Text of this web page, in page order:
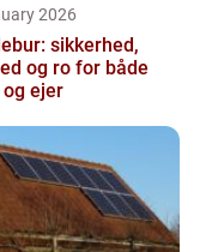
2026
sikkerhed,
og ro for både
og ejer